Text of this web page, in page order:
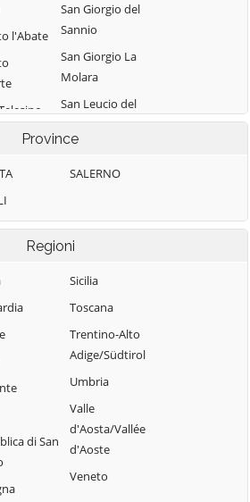
l'Abate
degli
di
San Giorgio del
Sannio
San Giorgio La
Molara
San Leucio del
Sannio
San Lorenzo
San Lupo
San Marco dei
Cavoti
San Nazzaro
San Nicola
San Salvatore
Telesino
Province
SALERNO
Regioni
di San
Sicilia
Toscana
Trentino-Alto
Adige/Südtirol
Umbria
Valle
d'Aosta/Vallée
d'Aoste
Veneto